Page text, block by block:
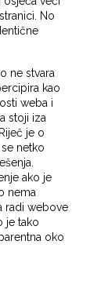
No
ne stvara
kao
weba i
stoji iza
je o
netko
ako je
nema
radi webove
je tako
oko